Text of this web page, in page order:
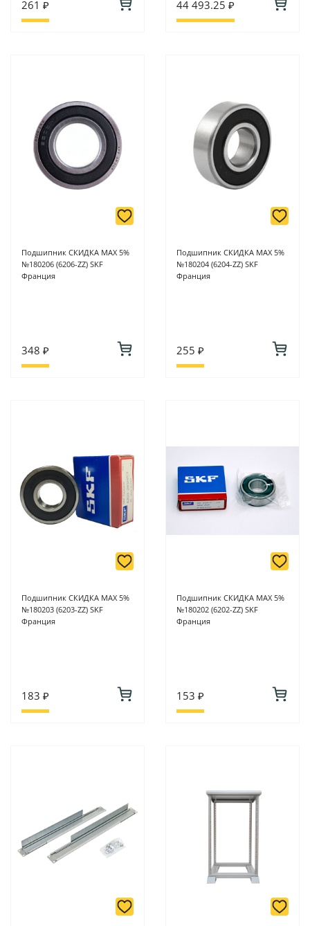
261 ₽ 44 493.25 ₽
Подшипник СКИДКА MAX 5%
№180206 (6206-ZZ) SKF
Франция
348 ₽
Подшипник СКИДКА MAX 5%
№180204 (6204-ZZ) SKF
Франция
255 ₽
Подшипник СКИДКА MAX 5%
№180203 (6203-ZZ) SKF
Франция
183 ₽
Подшипник СКИДКА MAX 5%
№180202 (6202-ZZ) SKF
Франция
153 ₽